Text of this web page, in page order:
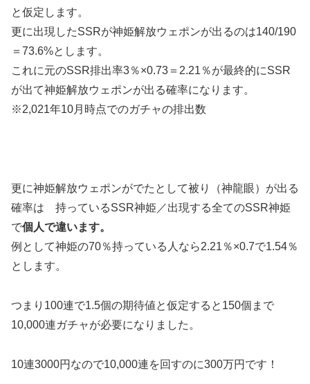
と仮定します。
更に出現したSSRが神姫解放ウェポンが出るのは140/190
＝73.6%とします。
これに元のSSR排出率3％×0.73＝2.21％が最終的にSSR
が出て神姫解放ウェポンが出る確率になります。
※2,021年10月時点でのガチャの排出数
更に神姫解放ウェポンがでたとして被り（神龍眼）が出る
確率は 持っているSSR神姫／出現する全てのSSR神姫
で個人で違います。
例として神姫の70％持っている人なら2.21％×0.7で1.54％
とします。
つまり100連で1.5個の期待値と仮定すると150個まで
10,000連ガチャが必要になりました。
10連3000円なので10,000連を回すのに300万円です！